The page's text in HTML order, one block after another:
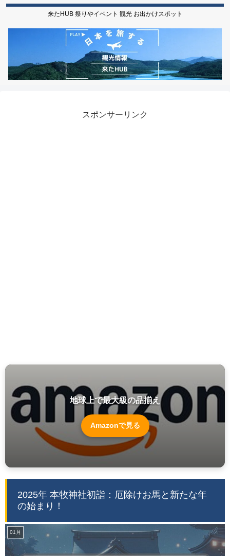
来たHUB 祭りやイベント 観光 お出かけスポット
スポンサーリンク
地球上で最大級の品揃え
Amazonで見る
2025年 本牧神社初詣：厄除けお馬と新たな年
の始まり！
01月